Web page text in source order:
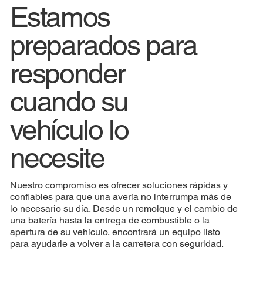
Estamos
preparados para
responder
cuando su
vehículo lo
necesite
Nuestro compromiso es ofrecer soluciones rápidas y
confiables para que una avería no interrumpa más de
lo necesario su día. Desde un remolque y el cambio de
una batería hasta la entrega de combustible o la
apertura de su vehículo, encontrará un equipo listo
para ayudarle a volver a la carretera con seguridad.